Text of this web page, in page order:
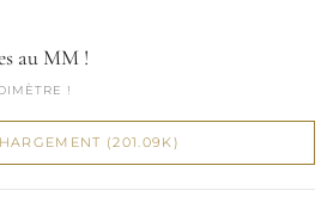
au MM !
!
(201.09K)